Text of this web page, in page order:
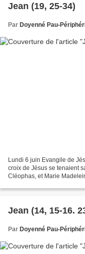
Jean (19, 25-34)
Par Doyenné Pau-
Lundi 6 juin Evangile de
croix de Jésus se tenaient
Cléophas, et Marie
Jean (14, 15‑16.
Par Doyenné Pau-